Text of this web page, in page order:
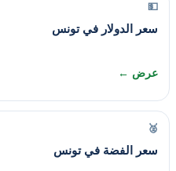
💵
سعر الدولار في تونس
عرض ←
🥈
سعر الفضة في تونس